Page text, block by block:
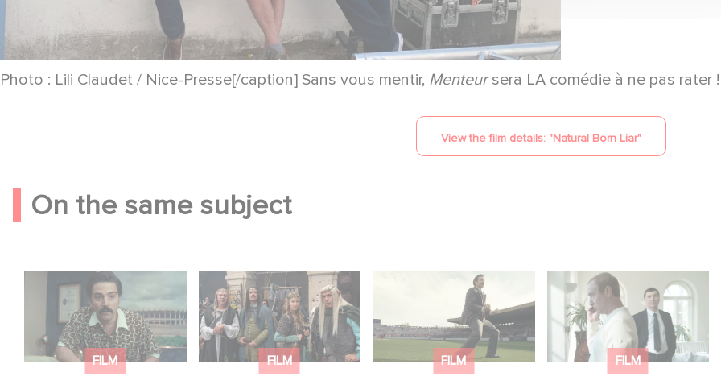
Photo : Lili Claudet / Nice-Presse[/caption] Sans vous mentir, Menteursera LA comédie à ne pas rater
View the film details: "Natural Born Liar"
On the same subject
FILM
Mexico 86 is now
streaming on Netflix
FILM
Game Master : Éric
Judor’s new comedy
FILM
Mexico 86 : watch the
exclusive trailer for
Gaumont USA’s new
production
FILM
Between power,
secrets, and
manipulation, discover
who is really pulling